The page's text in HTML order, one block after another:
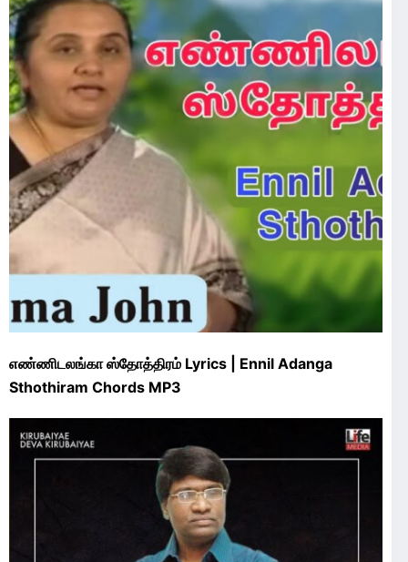
எண்ணிடலங்கா ஸ்தோத்திரம் Lyrics | Ennil Adanga
Sthothiram Chords MP3